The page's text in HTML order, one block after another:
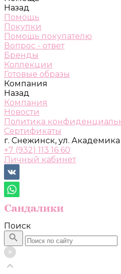
Назад
Помощь
Покупки
Помощь покупателю
Вопрос - ответ
Бренды
Коллекции
Готовые образы
Компания
Назад
Компания
Новости
Политика
Сертификаты
г. Снежинск, ул. Академика
+7 (932) 113 16 60
Личный кабинет
Поиск